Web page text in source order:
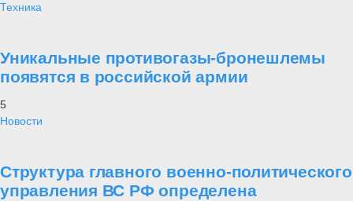
Техника
Уникальные противогазы-бронешлемы
появятся в российской армии
5
Новости
Структура главного военно-политического
управления ВС РФ определена